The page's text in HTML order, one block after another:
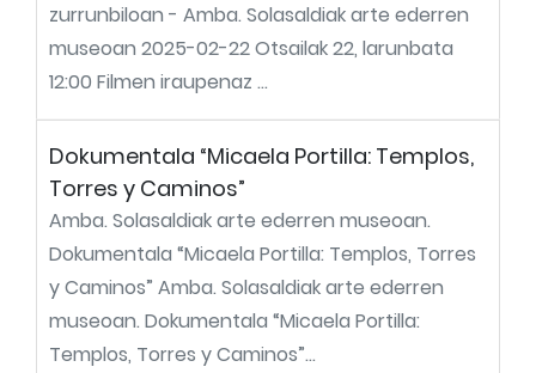
zurrunbiloan - Amba. Solasaldiak arte ederren
museoan 2025-02-22 Otsailak 22, larunbata
12:00 Filmen iraupenaz ...
Dokumentala “Micaela Portilla: Templos,
Torres y Caminos”
Amba. Solasaldiak arte ederren museoan.
Dokumentala “Micaela Portilla: Templos, Torres
y Caminos” Amba. Solasaldiak arte ederren
museoan. Dokumentala “Micaela Portilla:
Templos, Torres y Caminos”...